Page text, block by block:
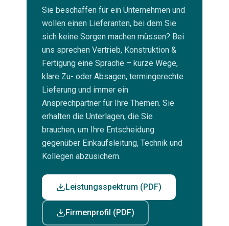
Sie beschaffen für ein Unternehmen und
wollen einen Lieferanten, bei dem Sie
sich keine Sorgen machen müssen? Bei
uns sprechen Vertrieb, Konstruktion &
Fertigung eine Sprache – kurze Wege,
klare Zu- oder Absagen, termingerechte
Lieferung und immer ein
Ansprechpartner für Ihre Themen. Sie
erhalten die Unterlagen, die Sie
brauchen, um Ihre Entscheidung
gegenüber Einkaufsleitung, Technik und
Kollegen abzusichern.
Leistungsspektrum (PDF)
Firmenprofil (PDF)